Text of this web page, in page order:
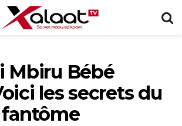
Mbiru Bébé
les secrets du